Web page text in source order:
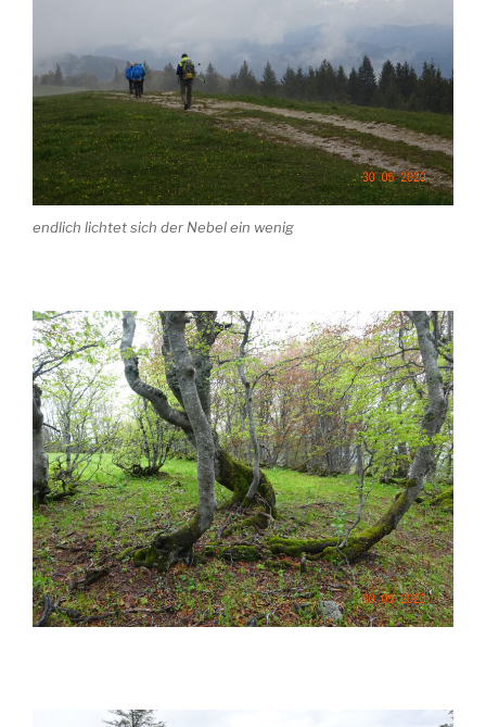
endlich lichtet sich der Nebel ein wenig